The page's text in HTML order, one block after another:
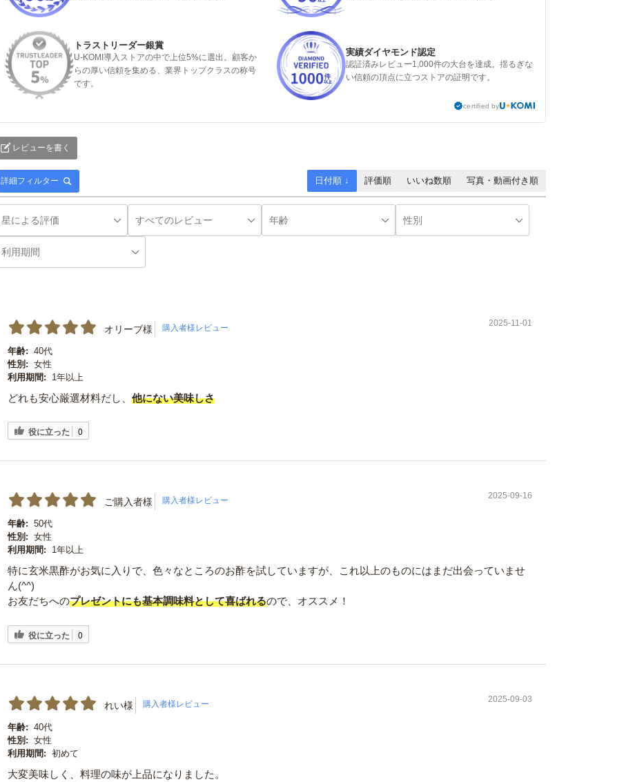
トラストリーダー銀賞
U-KOMI導入ストアの中で上位5%に選出。顧客か
らの厚い信頼を集める、業界トップクラスの称号
です。
実績ダイヤモンド認定
認証済みレビュー1,000件の大台を達成。揺るぎな
い信頼の頂点に立つストアの証明です。
certified by
レビューを書く
詳細フィルター 日付順 ↓ 評価順 いいね数順 写真・動画付き順
オリーブ様
2025-11-01
年齢: 40代
性別: 女性
利用期間:
1年以上
どれも安心厳選材料だし、 他にない美味しさ
役に立った 0
ご購入者様
2025-09-16
年齢: 50代
性別: 女性
利用期間:
1年以上
特に玄米黒酢がお気に入りで、色々なところのお酢を試していますが、これ以上のものにはまだ出会っていませ
ん(^^)
お友だちへのプレゼントにも基本調味料として喜ばれるので、オススメ！
役に立った 0
れい様
2025-09-03
年齢: 40代
性別: 女性
利用期間: 初めて
大変美味しく、料理の味が上品になりました。